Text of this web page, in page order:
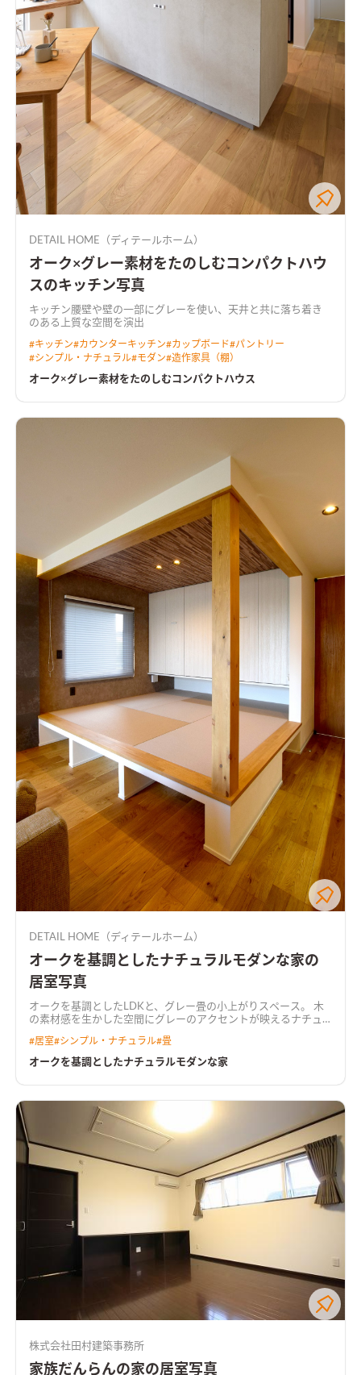
DETAIL HOME（ディテールホーム）
オーク×グレー素材をたのしむコンパクトハウ
スのキッチン写真
キッチン腰壁や壁の一部にグレーを使い、天井と共に落ち着き
のある上質な空間を演出
#キッチン#カウンターキッチン#カップボード#パントリー
#シンプル・ナチュラル#モダン#造作家具（棚）
オーク×グレー素材をたのしむコンパクトハウス
DETAIL HOME（ディテールホーム）
オークを基調としたナチュラルモダンな家の
居室写真
オークを基調としたLDKと、グレー畳の小上がりスペース。 木
の素材感を生かした空間にグレーのアクセントが映えるナチュ
#居室#シンプル・ナチュラル#畳
オークを基調としたナチュラルモダンな家
株式会社田村建築事務所
家族だんらんの家の居室写真